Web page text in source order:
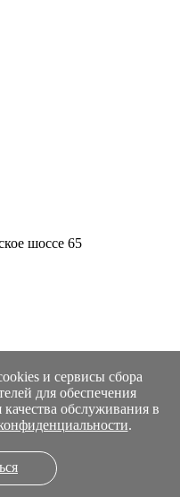
и сервисы сбора
для обеспечения
обслуживания в
.
шоссе 65